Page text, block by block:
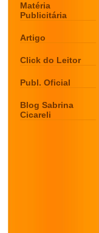
Matéria
Publicitária
Artigo
Click do Leitor
Publ. Oficial
Blog Sabrina
Cicareli